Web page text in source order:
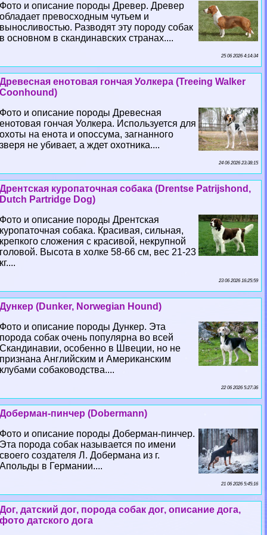
Фото и описание породы Древер. Древер
обладает превосходным чутьем и
выносливостью. Разводят эту породу собак
в основном в скандинавских странах....
25 06 2026 4:14:34
Древесная енотовая гончая Уолкера (Treeing Walker
Coonhound)
Фото и описание породы Древесная
енотовая гончая Уолкера. Используется для
охоты на енота и опоссума, загнанного
зверя не убивает, а ждет охотника....
24 06 2026 23:38:15
Дрентская куропаточная собака (Drentse Patrijshond,
Dutch Partridge Dog)
Фото и описание породы Дрентская
куропаточная собака. Красивая, сильная,
крепкого сложения с красивой, некрупной
головой. Высота в холке 58-66 см, вес 21-23
кг....
23 06 2026 16:25:59
Дункер (Dunker, Norwegian Hound)
Фото и описание породы Дункер. Эта
порода собак очень популярна во всей
Скандинавии, особенно в Швеции, но не
признана Английским и Американским
клубами собаководства....
22 06 2026 5:27:36
Доберман-пинчер (Dobermann)
Фото и описание породы Доберман-пинчер.
Эта порода собак называется по имени
своего создателя Л. Добермана из г.
Апольды в Германии....
21 06 2026 5:45:16
Дог, датский дог, порода собак дог, описание дога,
фото датского дога